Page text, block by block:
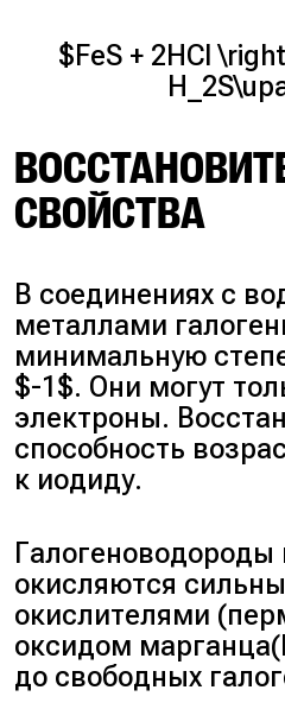
$FeS + 2HCl
СВОЙСТВА
В соединениях с
металлами
минимальную
$-1$. Они могут
электроны.
способность
к иодиду.
Галогеноводороды
окисляются
окислителями
оксидом
до свободных